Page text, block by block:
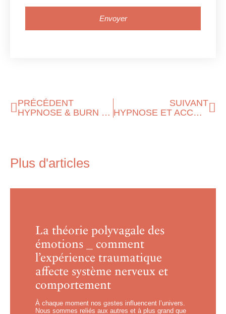
Envoyer
PRÉCÉDENT
HYPNOSE & BURN OUT _
SUIVANT
HYPNOSE ET ACCOMPAGNEMENT A LA GROSSESSE _￼
Plus d'articles
La théorie polyvagale des
émotions _ comment
l’expérience traumatique
affecte système nerveux et
comportement
À chaque moment nos gestes influencent l’univers.
Nous sommes reliés aux autres et à plus grand que